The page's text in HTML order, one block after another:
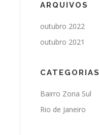
ARQUIVOS
outubro 2022
outubro 2021
CATEGORIAS
Bairro Zona Sul
Rio de Janeiro